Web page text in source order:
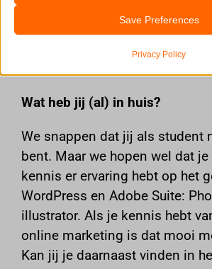
Optimization (SEO). Zie jij nog
of projecten liggen? Dan krijg
Wat heb jij (al) in huis?
We snappen dat jij als student
bent. Maar we hopen wel dat
kennis er ervaring hebt op het
WordPress en Adobe Suite:
illustrator. Als je kennis hebt
online marketing is dat mooi
Kan jij je daarnaast vinden in
tz
wp-settings-*
wp-settings-time-*
wp_lang
_gat_ua-*
_lscache_vary
Statistics cookies collect usage information,
Show details
_ga
_gac_ua-*
_gat_gtag_ua_*
_ga_*
_gid
analytics.google.com
region1.analytics.google.com
region1.google-analytics.com
Marketing
to display personalized ads. They do this by
Show details
_gcl_aw
Media
These cookies and services are necessary
elements, such as embedded videos, maps,
etc.
Show details
cdn.leanlibrary.app
fonts.googleapis.com
Other services
This category includes all cookies, domains,
not fall into the other specified categories or
Save Preferences
Privacy Policy